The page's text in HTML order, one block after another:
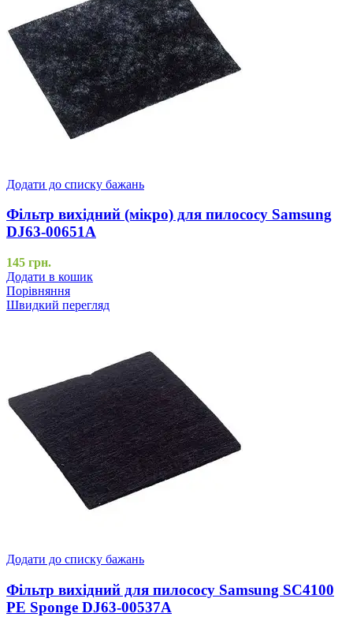
Додати до списку бажань
Фільтр вихідний (мікро) для пилососу Samsung
DJ63-00651A
145 грн.
Додати в кошик
Порівняння
Швидкий перегляд
Додати до списку бажань
Фільтр вихідний для пилососу Samsung SC4100
PE Sponge DJ63-00537A